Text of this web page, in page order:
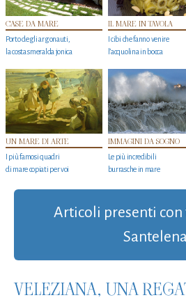
CASE DA MARE
Porto degli argonauti,
la costa smeralda jonica
IL MARE IN TAVOLA
I cibi che fanno venire
l’acquolina in bocca
UN MARE DI ARTE
I più famosi quadri
di mare copiati per voi
IMMAGINI DA SOGNO
Le più incredibili
burrasche in mare
Articoli presenti
VELEZIANA, UNA